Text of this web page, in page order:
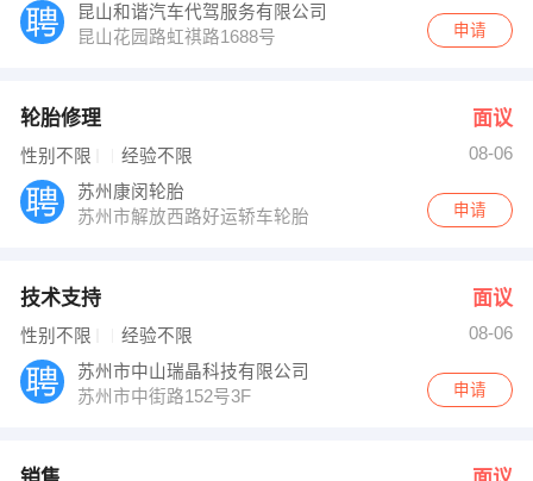
昆山和谐汽车代驾服务有限公司
昆山花园路虹祺路1688号
申请
轮胎修理 面议
性别不限 经验不限
08-06
苏州康闵轮胎
苏州市解放西路好运轿车轮胎
申请
技术支持 面议
性别不限 经验不限
08-06
苏州市中山瑞晶科技有限公司
苏州市中街路152号3F
申请